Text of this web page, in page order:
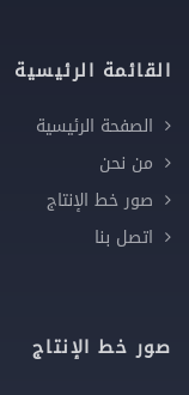
القائمة الرئيسية
الصفحة الرئيسية
من نحن
صور خط الإنتاج
اتصل بنا
صور خط الإنتاج